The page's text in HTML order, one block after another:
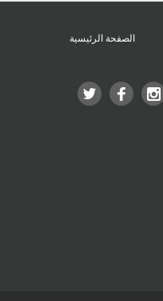
الصفحة الرئيسية